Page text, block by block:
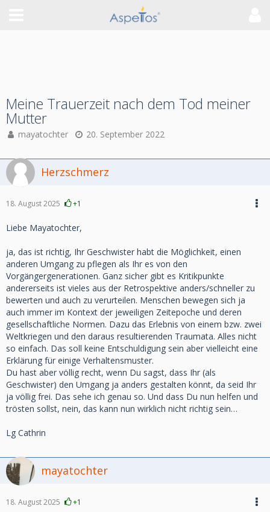
Meine Trauerzeit nach dem Tod meiner
Mutter
mayatochter 20. September 2022
Herzschmerz
18. August 2025 +1
Liebe Mayatochter,
ja, das ist richtig, Ihr Geschwister habt die Möglichkeit, einen
anderen Umgang zu pflegen als Ihr es von den
Vorgängergenerationen. Ganz sicher gibt es Kritikpunkte
andererseits ist vieles aus der Retrospektive anders/schneller zu
bewerten und auch zu verurteilen. Menschen bewegen sich ja
auch immer im Kontext der jeweiligen Zeitepoche und deren
gesellschaftliche Normen. Dazu das Erlebnis von einem bzw. zwei
Weltkriegen und den daraus resultierenden Traumata. Alles nicht
so einfach. Das soll keine Entschuldigung sein aber vielleicht eine
Erklärung für einige Verhaltensmuster.
Du hast aber völlig recht, wenn Du sagst, dass Ihr (als
Geschwister) den Umgang ja anders gestalten könnt, da seid Ihr
ja völlig frei. Das sehe ich genau so. Und dass Du nun helfen und
trösten sollst, nein, das kann nun wirklich nicht richtig sein…
Lg Cathrin
mayatochter
18. August 2025 +1